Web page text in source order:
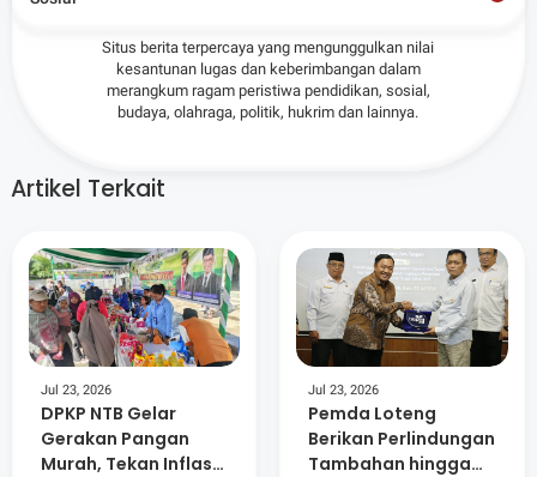
Situs berita terpercaya yang mengunggulkan nilai
kesantunan lugas dan keberimbangan dalam
merangkum ragam peristiwa pendidikan, sosial,
budaya, olahraga, politik, hukrim dan lainnya.
Artikel Terkait
Jul 23, 2026
DPKP NTB Gelar
Gerakan Pangan
Murah, Tekan Inflasi
Jul 23, 2026
Pemda Loteng
Berikan Perlindungan
Tambahan hingga